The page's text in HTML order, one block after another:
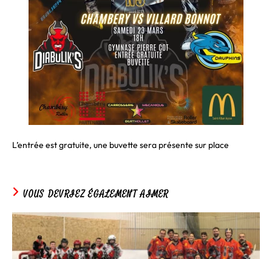
L’entrée est gratuite, une buvette sera présente sur place
VOUS DEVRIEZ ÉGALEMENT AIMER